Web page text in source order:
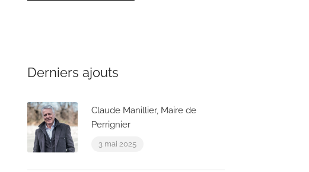
Derniers ajouts
Claude Manillier, Maire de
Perrignier
3 mai 2025